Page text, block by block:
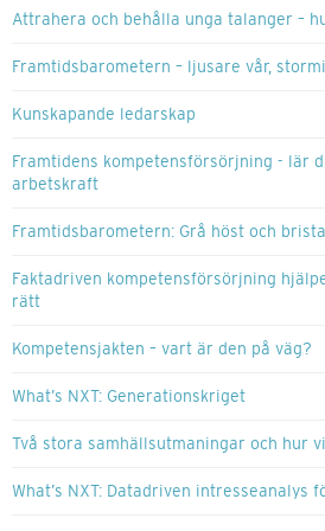
Attrahera och behålla unga talanger –
Framtidsbarometern – ljusare vår,
Kunskapande ledarskap
Framtidens kompetensförsörjning - lär
arbetskraft
Framtidsbarometern: Grå höst och
Faktadriven kompetensförsörjning
rätt
Kompetensjakten – vart är den på väg?
What’s NXT: Generationskriget
Två stora samhällsutmaningar och hur
What’s NXT: Datadriven intresseanalys